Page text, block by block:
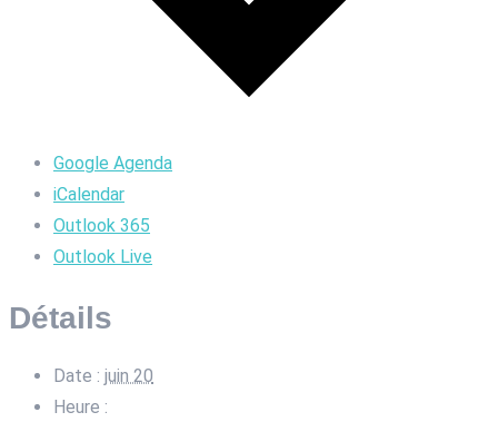
Google Agenda
iCalendar
Outlook 365
Outlook Live
Détails
Date : juin 20
Heure :